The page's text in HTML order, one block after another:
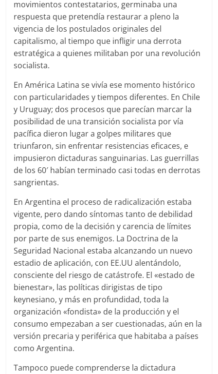
movimientos contestatarios, germinaba una
respuesta que pretendía restaurar a pleno la
vigencia de los postulados originales del
capitalismo, al tiempo que infligir una derrota
estratégica a quienes militaban por una revolución
socialista.
En América Latina se vivía ese momento histórico
con particularidades y tiempos diferentes. En Chile
y Uruguay; dos procesos que parecían marcar la
posibilidad de una transición socialista por vía
pacífica dieron lugar a golpes militares que
triunfaron, sin enfrentar resistencias eficaces, e
impusieron dictaduras sanguinarias. Las guerrillas
de los 60′ habían terminado casi todas en derrotas
sangrientas.
En Argentina el proceso de radicalización estaba
vigente, pero dando síntomas tanto de debilidad
propia, como de la decisión y carencia de límites
por parte de sus enemigos. La Doctrina de la
Seguridad Nacional estaba alcanzando un nuevo
estadio de aplicación, con EE.UU alentándolo,
consciente del riesgo de catástrofe. El «estado de
bienestar», las políticas dirigistas de tipo
keynesiano, y más en profundidad, toda la
organización «fondista» de la producción y el
consumo empezaban a ser cuestionadas, aún en la
versión precaria y periférica que habitaba a países
como Argentina.
Tampoco puede comprenderse la dictadura